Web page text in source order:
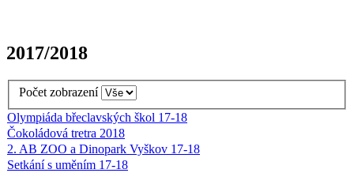
2017/2018
Počet zobrazení
Olympiáda břeclavských škol 17-18
Čokoládová tretra 2018
2. AB ZOO a Dinopark Vyškov 17-18
Setkání s uměním 17-18